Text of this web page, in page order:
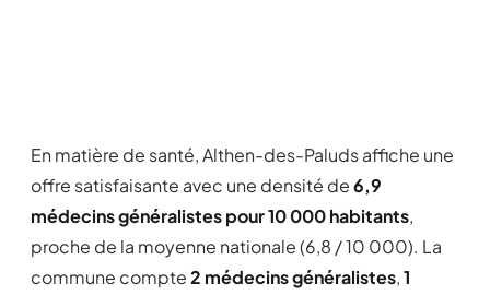
En matière de santé, Althen-des-Paluds affiche une
offre satisfaisante avec une densité de6,9
médecins généralistes pour 10 000 habitants,
proche de la moyenne nationale (6,8 / 10 000). La
commune compte2 médecins généralistes,1